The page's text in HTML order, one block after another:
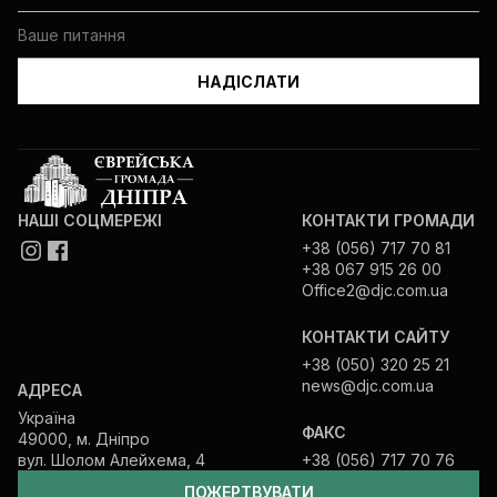
ПОЖЕРТВУВАТИ
НАШІ СОЦМЕРЕЖІ
АДРЕСА
Україна
49000, м. Дніпро
вул. Шолом Алейхема, 4
КОНТАКТИ ГРОМАДИ
+38 (056) 717 70 81
+38 067 915 26 00
Office2@djc.com.ua
КОНТАКТИ САЙТУ
+38 (050) 320 25 21
news@djc.com.ua
ФАКС
+38 (056) 717 70 76
інформації для створення бази даних
Єврейської громади Дніпра, керуючись
Законом України «Про захист
персональних даних», надаю Єврейській
обробку моїх персональних даних
(відомостей та сукупностей відомостей
про мене).
ПІДПИСАТИСЬ